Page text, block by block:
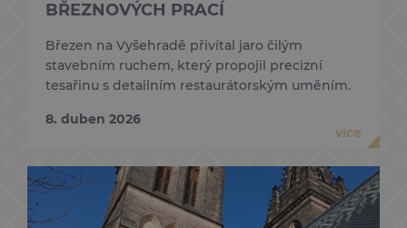
BŘEZNOVÝCH PRACÍ
Březen na Vyšehradě přivítal jaro čilým
stavebním ruchem, který propojil precizní
tesařinu s detailním restaurátorským uměním.
8. duben 2026
více